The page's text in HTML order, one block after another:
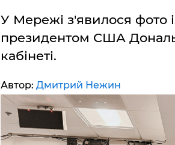
У Мережі з'явилося фото
президентом США
кабінеті.
Автор: Дмитрий Нежин